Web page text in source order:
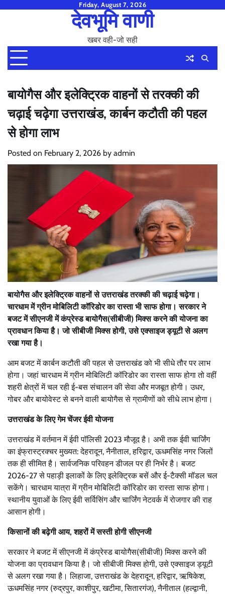
Friday, August 7, 2026
देवभूमि वाणी
खबर वही-जो सही
बायोगैस और इलेक्ट्रिक वाहनों से तरक्की की
चढ़ाई चढ़ेगा उत्तराखंड, कार्बन कटौती की पहल
से होगा लाभ
Posted on February 2, 2026 by admin
बायोगैस और इलेक्ट्रिक वाहनों से उत्तराखंड तरक्की की चढ़ाई चढ़ेगा।
चारधाम में ग्रीन मोबिलिटी कॉरिडोर का रास्ता भी साफ होगा। सरकार ने
बजट में सीएनजी में कंप्रेस्ड बायोगैस(सीबीजी) मिक्स करने की योजना का
प्रावधान किया है। जो सीबीजी मिक्स होगी, उसे एक्साइज ड्यूटी से अलग
रखा गया है।
आम बजट में कार्बन कटौती की पहल से उत्तराखंड को भी सीधे तौर पर लाभ
होगा। जहां चारधाम में ग्रीन मोबिलिटी कॉरिडोर का रास्ता साफ होगा तो वहीं
शहरी क्षेत्रों में चल रही ई-बस संचालन की सेवा और मजबूत होगी। उधर,
गोबर और बायोवेस्ट से बनने वाली बायोगैस से ग्रामीणों को सीधे लाभ होगा।
उत्तराखंड के लिए गेम चेंजर ईवी योजना
उत्तराखंड में वर्तमान में ईवी पॉलिसी 2023 मौजूद है। अभी तक ईवी चार्जिंग
का इंफ्रास्ट्रक्चर मुख्यत: देहरादून, नैनीताल, हरिद्वार, ऊधमसिंह नगर जिलों
तक ही सीमित है। सार्वजनिक परिवहन डीजल पर ही निर्भर है। बजट
2026-27 से पहाड़ी इलाकों के लिए इलेक्ट्रिक बसें और ई-टैक्सी मॉडल चल
सकेंगे। चारधाम यात्रा में ग्रीन मोबिलिटी कॉरिडोर का रास्ता साफ होगा।
स्थानीय युवाओं के लिए ईवी सर्विसिंग और चार्जिंग नेटवर्क में रोजगार की राह
आसान होगी।
किसानों की बढ़ेगी आय, शहरों में सस्ती होगी सीएनजी
सरकार ने बजट में सीएनजी में कंप्रेस्ड बायोगैस(सीबीजी) मिक्स करने की
योजना का प्रावधान किया है। जो सीबीजी मिक्स होगी, उसे एक्साइज ड्यूटी
से अलग रखा गया है। लिहाजा, उत्तराखंड के देहरादून, हरिद्वार, ऋषिकेश,
ऊधमसिंह नगर (रुद्रपुर, काशीपुर, खटीमा, सितारगंज), नैनीताल (हल्द्वानी,